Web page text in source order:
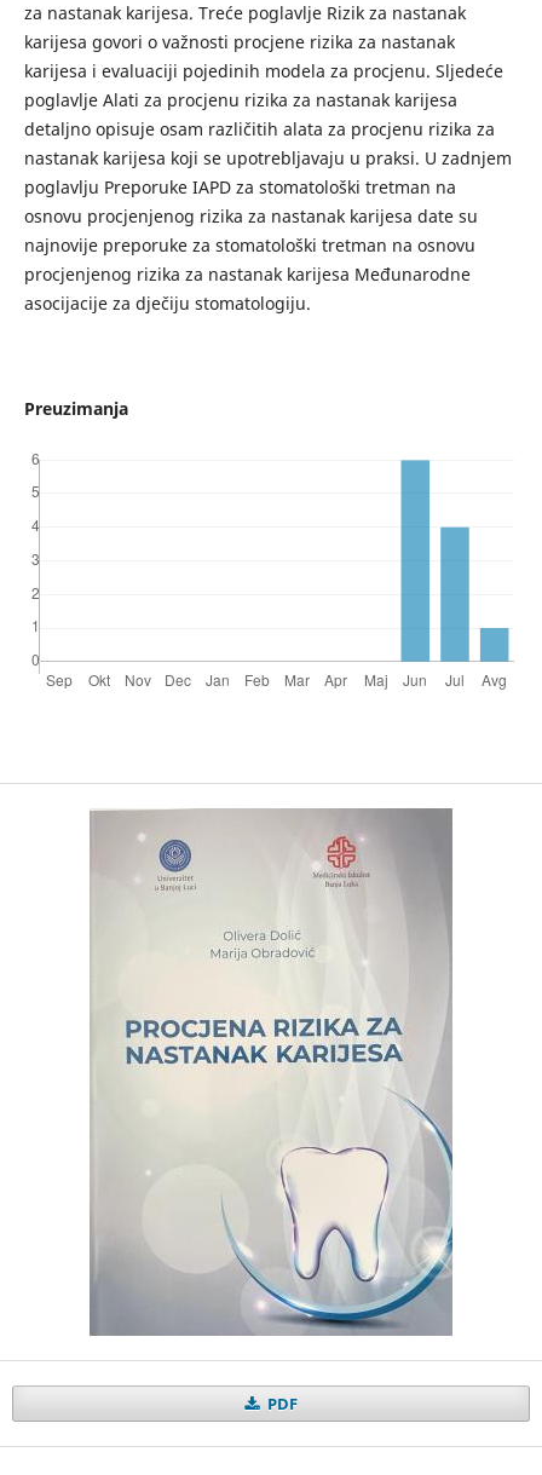
za nastanak karijesa. Treće poglavlje Rizik za nastanak
karijesa govori o važnosti procjene rizika za nastanak
karijesa i evaluaciji pojedinih modela za procjenu. Sljedeće
poglavlje Alati za procjenu rizika za nastanak karijesa
detaljno opisuje osam različitih alata za procjenu rizika za
nastanak karijesa koji se upotrebljavaju u praksi. U zadnjem
poglavlju Preporuke IAPD za stomatološki tretman na
osnovu procjenjenog rizika za nastanak karijesa date su
najnovije preporuke za stomatološki tretman na osnovu
procjenjenog rizika za nastanak karijesa Međunarodne
asocijacije za dječiju stomatologiju.
Preuzimanja
PDF